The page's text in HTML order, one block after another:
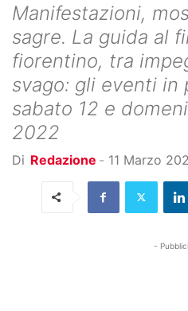
Manifestazioni,
sagre. La guida al
fiorentino, tra
svago: gli eventi in
sabato 12 e
2022
Di Redazione - 11 Marzo
-